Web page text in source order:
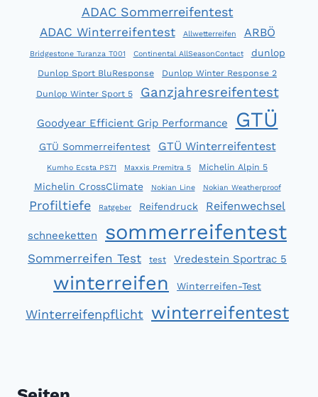
ADAC Sommerreifentest
ADAC Winterreifentest Allwetterreifen ARBÖ
Bridgestone Turanza T001 Continental AllSeasonContact dunlop
Dunlop Sport BluResponse
Dunlop Winter Response 2
Dunlop Winter Sport 5
Ganzjahresreifentest
Goodyear Efficient Grip Performance GTÜ
GTÜ Sommerreifentest GTÜ Winterreifentest
Kumho Ecsta PS71 Maxxis Premitra 5 Michelin Alpin 5
Michelin CrossClimate Nokian Line Nokian Weatherproof
Profiltiefe Ratgeber Reifendruck Reifenwechsel
schneeketten sommerreifentest
Sommerreifen Test test Vredestein Sportrac 5
winterreifen Winterreifen-Test
Winterreifenpflicht winterreifentest